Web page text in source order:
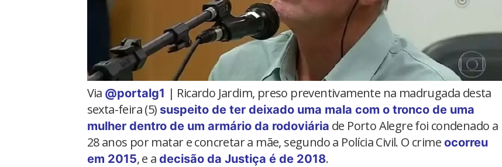
Via @portalg1 | Ricardo Jardim, preso preventivamente na madrugada desta
sexta-feira (5) suspeito de ter deixado uma mala com o tronco de uma
mulher dentro de um armário da rodoviária de Porto Alegre foi condenado a
28 anos por matar e concretar a mãe, segundo a Polícia Civil. O crime ocorreu
em 2015, e a decisão da Justiça é de 2018.